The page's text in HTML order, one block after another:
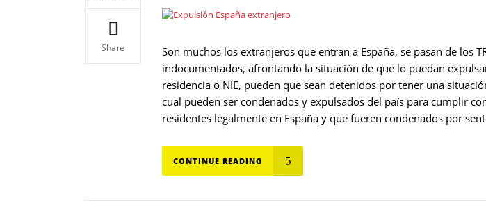
Share
Son muchos los extranjeros que entran a España, se pasan de los
indocumentados, afrontando la situación de que lo puedan
residencia o NIE, pueden que sean detenidos por tener una
cual pueden ser condenados y expulsados del país para cumplir
residentes legalmente en España y que fueren condenados por
CONTINUE READING